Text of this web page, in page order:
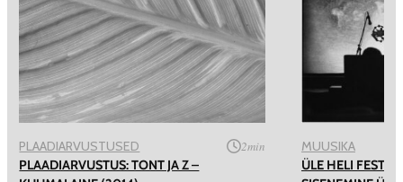
PLAADIARVUSTUSED 2min
PLAADIARVUSTUS: TONT JA Z –
MUUSIKA
ÜLE HELI